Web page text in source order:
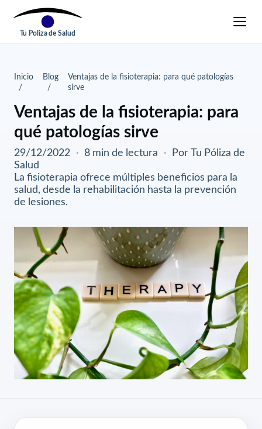
Tu Poliza de Salud
Inicio Blog
Ventajas de la fisioterapia: para qué patologías
sirve
Ventajas de la fisioterapia: para
qué patologías sirve
29/12/2022 · 8 min de lectura ·
Por Tu Póliza de
Salud
La fisioterapia ofrece múltiples beneficios para la
salud, desde la rehabilitación hasta la prevención
de lesiones.